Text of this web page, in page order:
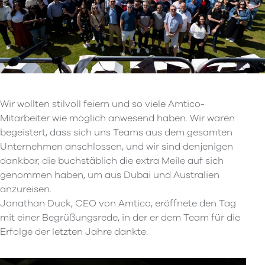
Wir wollten stilvoll feiern und so viele Amtico-
Mitarbeiter wie möglich anwesend haben. Wir waren
begeistert, dass sich uns Teams aus dem gesamten
Unternehmen anschlossen, und wir sind denjenigen
dankbar, die buchstäblich die extra Meile auf sich
genommen haben, um aus Dubai und Australien
anzureisen.
Jonathan Duck, CEO von Amtico, eröffnete den Tag
mit einer Begrüßungsrede, in der er dem Team für die
Erfolge der letzten Jahre dankte.